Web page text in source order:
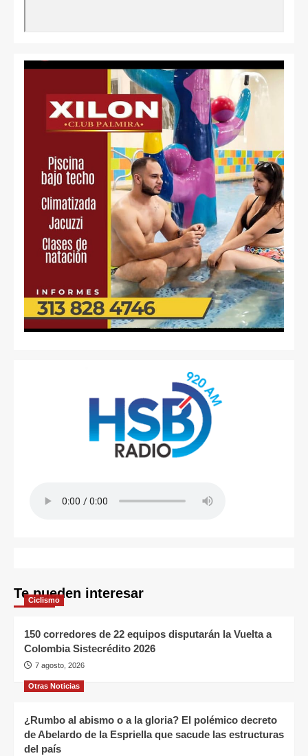
Te pueden interesar
Ciclismo
150 corredores de 22 equipos disputarán la Vuelta a
Colombia Sistecrédito 2026
7 agosto, 2026
Otras Noticias
¿Rumbo al abismo o a la gloria? El polémico decreto
de Abelardo de la Espriella que sacude las estructuras
del país